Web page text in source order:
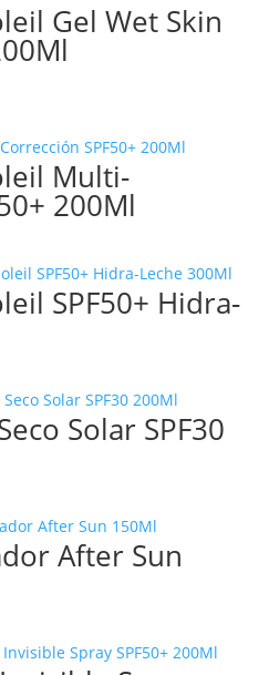
Gel Wet Skin
Multi-
200Ml
SPF50+ Hidra-
Solar SPF30
After Sun